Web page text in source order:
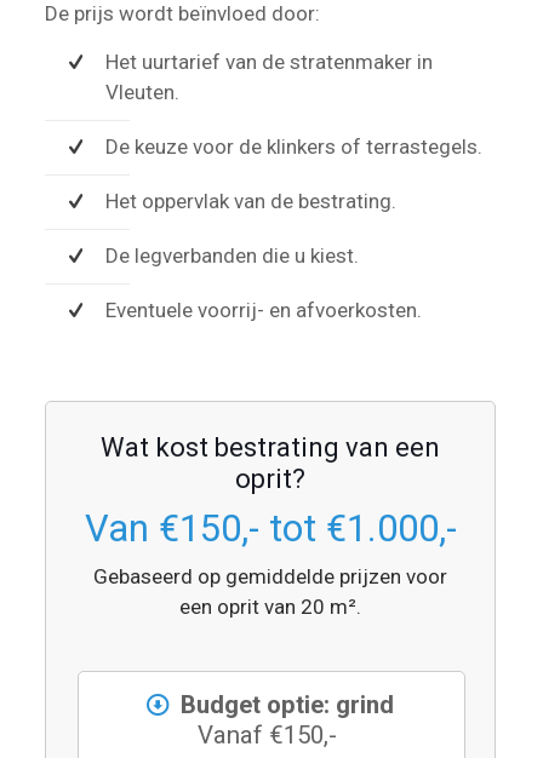
De prijs wordt beïnvloed door:
Het uurtarief van de stratenmaker in
Vleuten.
De keuze voor de klinkers of terrastegels.
Het oppervlak van de bestrating.
De legverbanden die u kiest.
Eventuele voorrij- en afvoerkosten.
Wat kost bestrating van een
oprit?
Van €150,- tot €1.000,-
Gebaseerd op gemiddelde prijzen voor
een oprit van 20 m².
Budget optie: grind
Vanaf €150,-